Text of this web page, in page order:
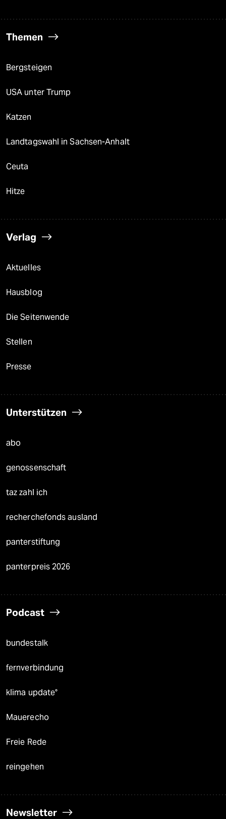
Themen
Bergsteigen
USA unter Trump
Katzen
Landtagswahl in Sachsen-Anhalt
Ceuta
Hitze
Verlag
Aktuelles
Hausblog
Die Seitenwende
Stellen
Presse
Unterstützen
abo
genossenschaft
taz zahl ich
recherchefonds ausland
panterstiftung
panterpreis 2026
Podcast
bundestalk
fernverbindung
klima update°
Mauerecho
Freie Rede
reingehen
Newsletter